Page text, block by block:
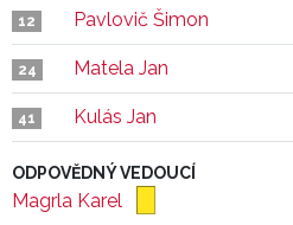
12 Pavlovič Šimon
24 Matela Jan
41 Kulás Jan
ODPOVĚDNÝ VEDOUCÍ
Magrla Karel